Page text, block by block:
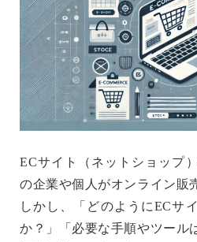
ECサイト（ネットショップ
の企業や個人がオンライン販
しかし、「どのようにECサ
か？」「必要な手順やツール